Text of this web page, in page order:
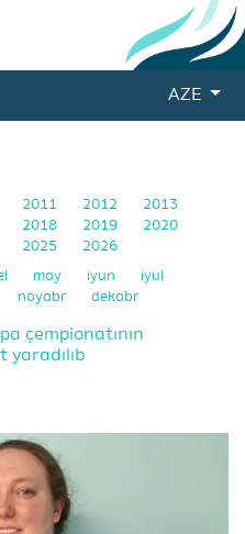
AZE
2011 2012
2013
2018 2019
2020
2025 2026
may iyun
iyul
noyabr dekabr
çempionatının
yaradılıb